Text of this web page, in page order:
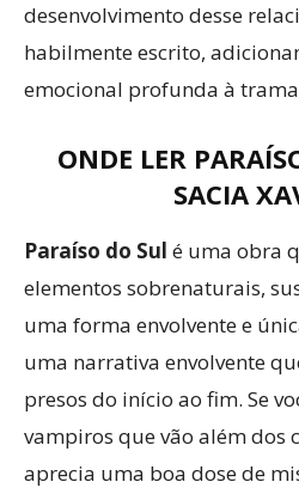
desenvolvimento desse
habilmente escrito,
emocional profunda à
ONDE LER
SACIA
Paraíso do Sul é uma obra
elementos sobrenaturais,
uma forma envolvente e
uma narrativa envolvente
presos do início ao fim. Se
vampiros que vão além dos
aprecia uma boa dose de